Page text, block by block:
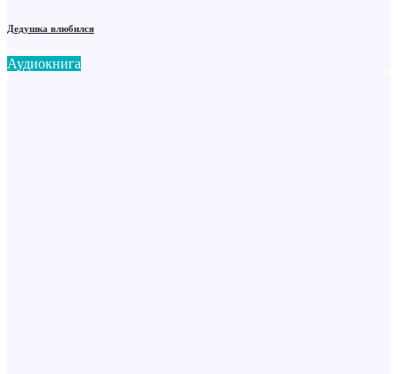
Дедушка влюбился
Аудиокнига